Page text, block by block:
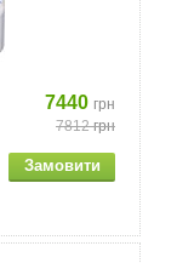
7440 грн
7812грн